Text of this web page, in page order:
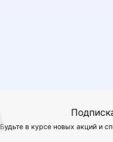
Будьте в курсе новых акций и